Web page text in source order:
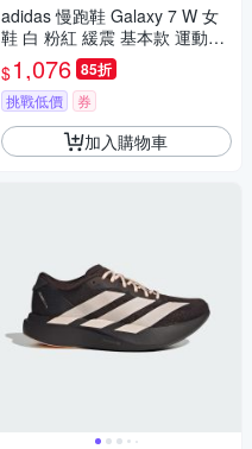
adidas 慢跑鞋 Galaxy 7 W 女
鞋 白 粉紅 緩震 基本款 運動鞋
愛迪達 JI4604
$1,076 85折
挑戰低價 券
加入購物車